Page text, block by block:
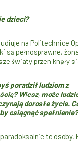
dzieci?
na Politechnice
są pełnosprawne,
światy przeniknęły
poradził ludziom z
Wiesz, może
dorosłe życie.
osiągnąć spełnienie?
te osoby,